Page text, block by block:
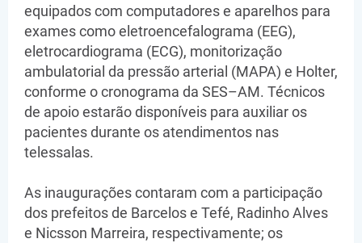
equipados com computadores e aparelhos para
exames como eletroencefalograma (EEG),
eletrocardiograma (ECG), monitorização
ambulatorial da pressão arterial (MAPA) e Holter,
conforme o cronograma da SES–AM. Técnicos
de apoio estarão disponíveis para auxiliar os
pacientes durante os atendimentos nas
telessalas.
As inaugurações contaram com a participação
dos prefeitos de Barcelos e Tefé, Radinho Alves
e Nicsson Marreira, respectivamente; os